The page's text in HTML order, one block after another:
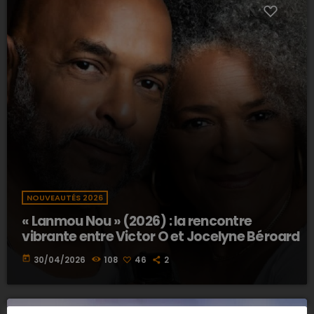
NOUVEAUTÉS 2026
« Lanmou Nou » (2026) : la rencontre
vibrante entre Victor O et Jocelyne Béroard
today 30/04/2026 108 46 2